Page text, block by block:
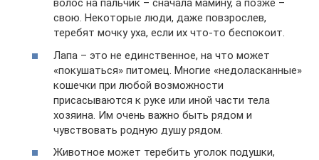
волос на пальчик – сначала мамину, а позже –
свою. Некоторые люди, даже повзрослев,
теребят мочку уха, если их что-то беспокоит.
Лапа – это не единственное, на что может
«покушаться» питомец. Многие «недоласканные»
кошечки при любой возможности
присасываются к руке или иной части тела
хозяина. Им очень важно быть рядом и
чувствовать родную душу рядом.
Животное может теребить уголок подушки,